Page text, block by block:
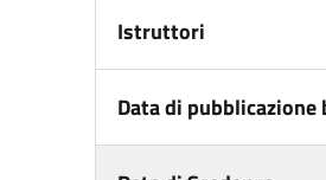
Istruttori
Data di